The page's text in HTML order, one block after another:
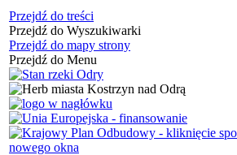
Przejdź do treści
Przejdź do Wyszukiwarki
Przejdź do mapy strony
Przejdź do Menu